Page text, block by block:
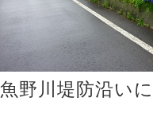
魚野川堤防沿い